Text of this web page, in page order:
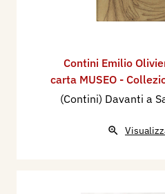
Contini Emilio
carta MUSEO -
(Contini) Davanti a